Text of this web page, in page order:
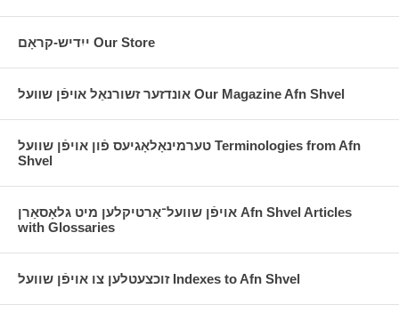
ייִדיש-קראָם Our Store
אונדזער זשורנאַל אױפֿן שװעל Our Magazine Afn Shvel
טערמינאָלאָגיעס פֿון אויפֿן שוועל Terminologies from Afn
Shvel
אויפֿן שוועל־אַרטיקלען מיט גלאָסאַרן Afn Shvel Articles
with Glossaries
זוכצעטלען צו אויפֿן שוועל Indexes to Afn Shvel